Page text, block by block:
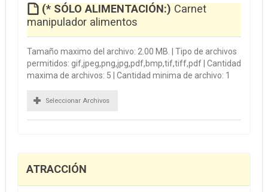
(* SÓLO ALIMENTACIÓN:) Carnet
manipulador alimentos
Tamaño maximo del archivo: 2.00 MB. | Tipo de archivos
permitidos: gif,jpeg,png,jpg,pdf,bmp,tif,tiff,pdf | Cantidad
maxima de archivos: 5 | Cantidad minima de archivo: 1
Seleccionar Archivos
ATRACCIÓN